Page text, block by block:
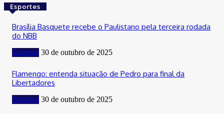
Esportes
Brasília Basquete recebe o Paulistano pela terceira rodada
do NBB
Esportes 30 de outubro de 2025
Flamengo: entenda situação de Pedro para final da
Libertadores
Esportes 30 de outubro de 2025